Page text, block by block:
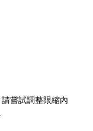
嘗試調整限縮內